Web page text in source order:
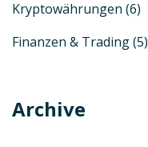
Kryptowährungen (6)
Finanzen & Trading(5)
Archive